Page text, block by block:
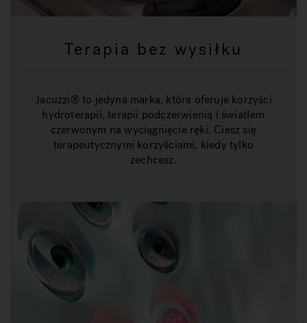
Terapia bez wysiłku
Jacuzzi® to jedyna marka, która oferuje korzyści
hydroterapii, terapii podczerwienią i światłem
czerwonym na wyciągnięcie ręki. Ciesz się
terapeutycznymi korzyściami, kiedy tylko
zechcesz.